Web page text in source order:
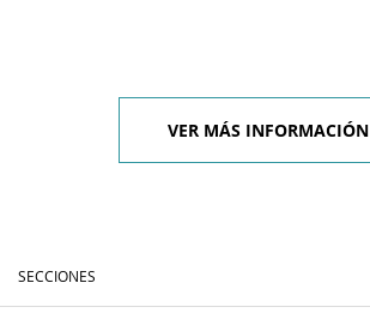
VER MÁS INFORMACIÓN
SECCIONES